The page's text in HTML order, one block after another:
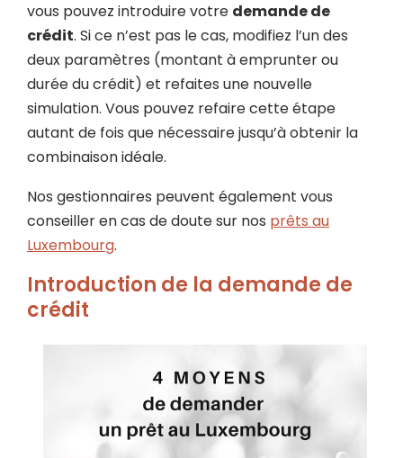
vous pouvez introduire votre demande de
crédit. Si ce n’est pas le cas, modifiez l’un des
deux paramètres (montant à emprunter ou
durée du crédit) et refaites une nouvelle
simulation. Vous pouvez refaire cette étape
autant de fois que nécessaire jusqu’à obtenir la
combinaison idéale.
Nos gestionnaires peuvent également vous
conseiller en cas de doute sur nos prêts au
Luxembourg.
Introduction de la demande de
crédit